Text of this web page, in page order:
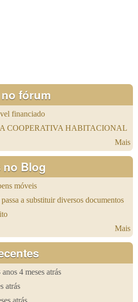
fórum
financiado
COOPERATIVA HABITACIONAL
Mais
no Blog
móveis
a substituir diversos documentos
Mais
anos 4 meses atrás
atrás
atrás